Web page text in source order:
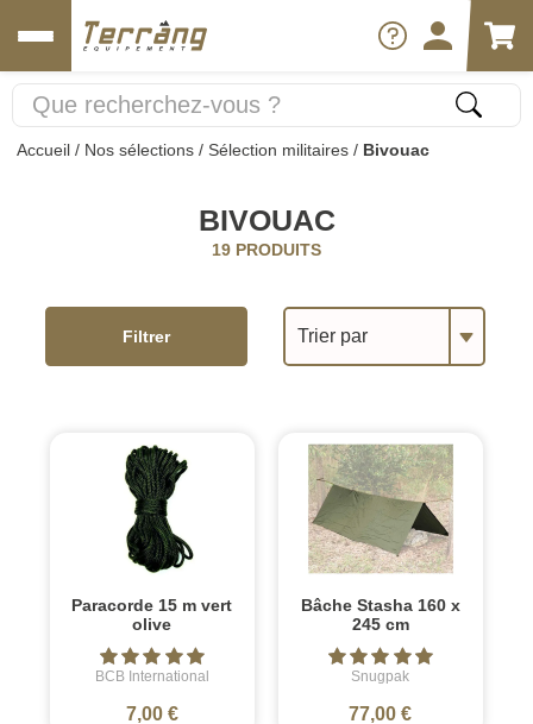
Accueil / Nos sélections / Sélection militaires / Bivouac
BIVOUAC
19 PRODUITS
Trier par
Filtrer
Paracorde 15 m vert
olive
BCB International
7,00 €
Bâche Stasha 160 x
245 cm
Snugpak
77,00 €